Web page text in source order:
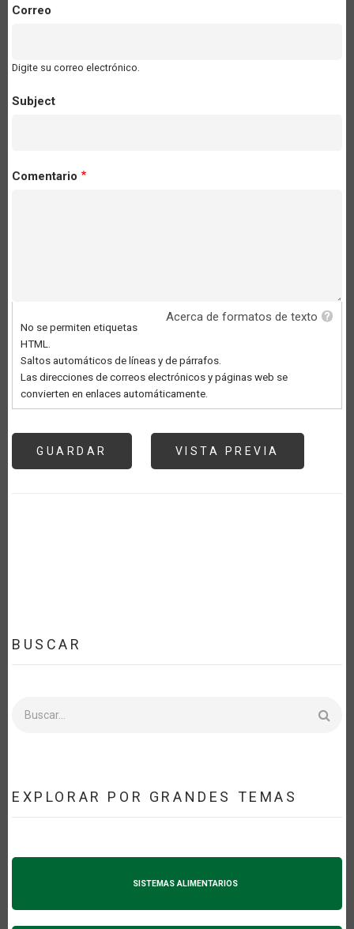
Correo
Digite su correo electrónico.
Subject
Comentario
Acerca de formatos de texto
No se permiten etiquetas
HTML.
Saltos automáticos de líneas y de párrafos.
Las direcciones de correos electrónicos y páginas web se
convierten en enlaces automáticamente.
BUSCAR
EXPLORAR POR GRANDES TEMAS
SISTEMAS ALIMENTARIOS